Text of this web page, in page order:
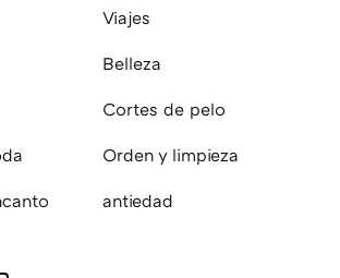
Viajes
Belleza
Cortes de pelo
Orden y limpieza
antiedad